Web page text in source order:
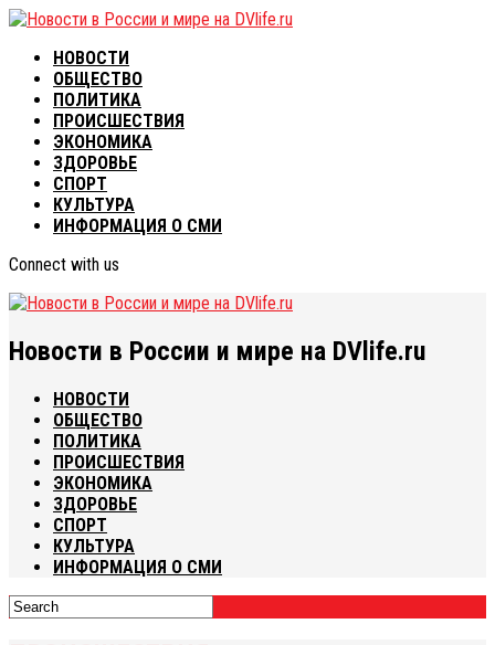
НОВОСТИ
ОБЩЕСТВО
ПОЛИТИКА
ПРОИСШЕСТВИЯ
ЭКОНОМИКА
ЗДОРОВЬЕ
СПОРТ
КУЛЬТУРА
ИНФОРМАЦИЯ О СМИ
Connect with us
Новости в России и мире на DVlife.ru
НОВОСТИ
ОБЩЕСТВО
ПОЛИТИКА
ПРОИСШЕСТВИЯ
ЭКОНОМИКА
ЗДОРОВЬЕ
СПОРТ
КУЛЬТУРА
ИНФОРМАЦИЯ О СМИ